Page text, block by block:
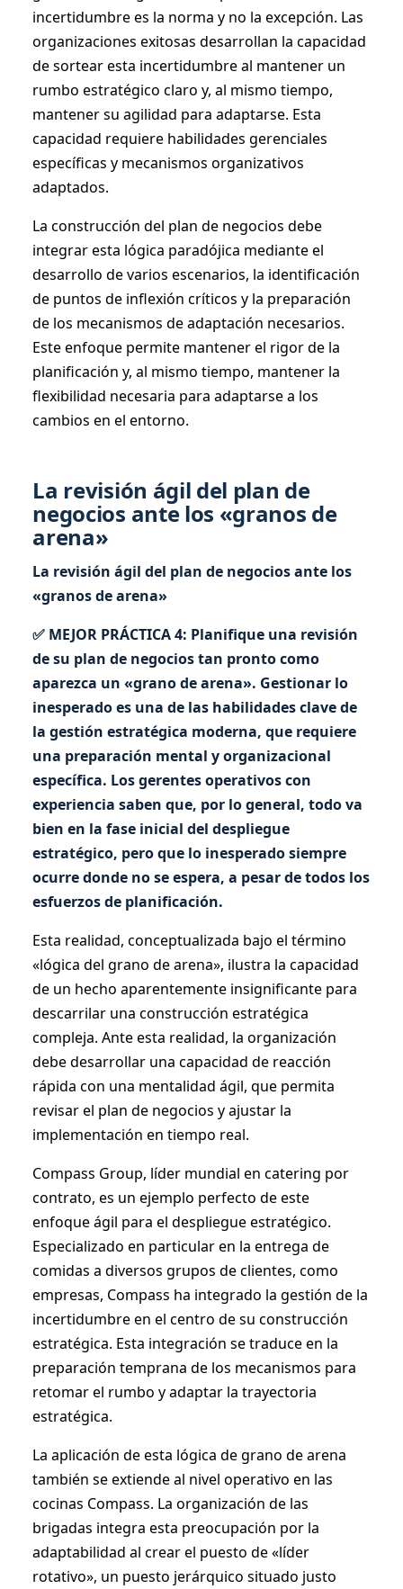
incertidumbre es la norma y no la excepción. Las
organizaciones exitosas desarrollan la capacidad
de sortear esta incertidumbre al mantener un
rumbo estratégico claro y, al mismo tiempo,
mantener su agilidad para adaptarse. Esta
capacidad requiere habilidades gerenciales
específicas y mecanismos organizativos
adaptados.
La construcción del plan de negocios debe
integrar esta lógica paradójica mediante el
desarrollo de varios escenarios, la identificación
de puntos de inflexión críticos y la preparación
de los mecanismos de adaptación necesarios.
Este enfoque permite mantener el rigor de la
planificación y, al mismo tiempo, mantener la
flexibilidad necesaria para adaptarse a los
cambios en el entorno.
La revisión ágil del plan de
negocios ante los «granos de
arena»
La revisión ágil del plan de negocios ante los
«granos de arena»
✅ MEJOR PRÁCTICA 4: Planifique una revisión
de su plan de negocios tan pronto como
aparezca un «grano de arena». Gestionar lo
inesperado es una de las habilidades clave de
la gestión estratégica moderna, que requiere
una preparación mental y organizacional
específica. Los gerentes operativos con
experiencia saben que, por lo general, todo va
bien en la fase inicial del despliegue
estratégico, pero que lo inesperado siempre
ocurre donde no se espera, a pesar de todos los
esfuerzos de planificación.
Esta realidad, conceptualizada bajo el término
«lógica del grano de arena», ilustra la capacidad
de un hecho aparentemente insignificante para
descarrilar una construcción estratégica
compleja. Ante esta realidad, la organización
debe desarrollar una capacidad de reacción
rápida con una mentalidad ágil, que permita
revisar el plan de negocios y ajustar la
implementación en tiempo real.
Compass Group, líder mundial en catering por
contrato, es un ejemplo perfecto de este
enfoque ágil para el despliegue estratégico.
Especializado en particular en la entrega de
comidas a diversos grupos de clientes, como
empresas, Compass ha integrado la gestión de la
incertidumbre en el centro de su construcción
estratégica. Esta integración se traduce en la
preparación temprana de los mecanismos para
retomar el rumbo y adaptar la trayectoria
estratégica.
La aplicación de esta lógica de grano de arena
también se extiende al nivel operativo en las
cocinas Compass. La organización de las
brigadas integra esta preocupación por la
adaptabilidad al crear el puesto de «líder
rotativo», un puesto jerárquico situado justo